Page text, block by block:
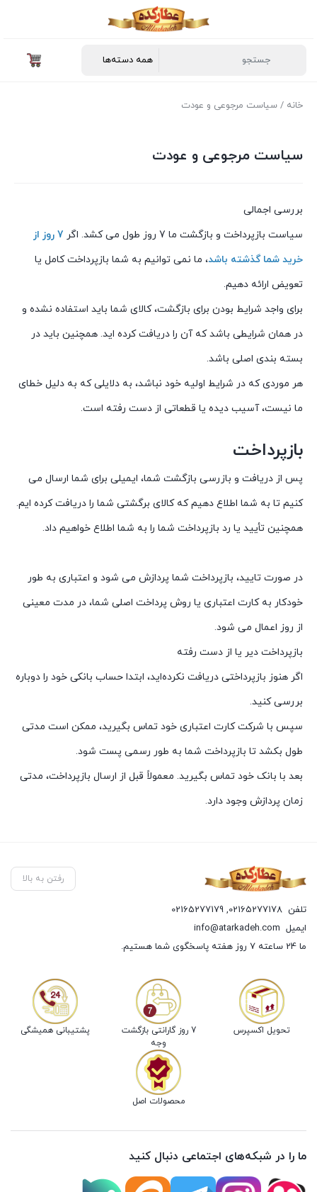
خانه / سیاست مرجوعی و عودت
سیاست مرجوعی و عودت
بررسی اجمالی
سیاست بازپرداخت و بازگشت ما 7 روز طول می کشد. اگر
7 روز از
خرید شما گذشته باشد، ما نمی توانیم به شما بازپرداخت کامل یا
تعویض ارائه دهیم.
برای واجد شرایط بودن برای بازگشت، کالای شما باید استفاده نشده و
در همان شرایطی باشد که آن را دریافت کرده اید. همچنین باید در
بسته بندی اصلی باشد.
هر موردی که در شرایط اولیه خود نباشد، به دلایلی که به دلیل خطای
ما نیست، آسیب دیده یا قطعاتی از دست رفته است.
بازپرداخت
پس از دریافت و بازرسی بازگشت شما، ایمیلی برای شما ارسال می
کنیم تا به شما اطلاع دهیم که کالای برگشتی شما را دریافت کرده ایم.
همچنین تأیید یا رد بازپرداخت شما را به شما اطلاع خواهیم داد.
در صورت تایید، بازپرداخت شما پردازش می شود و اعتباری به طور
خودکار به کارت اعتباری یا روش پرداخت اصلی شما، در مدت معینی
از روز اعمال می شود.
بازپرداخت دیر یا از دست رفته
اگر هنوز بازپرداختی دریافت نکرده‌اید، ابتدا حساب بانکی خود را دوباره
بررسی کنید.
سپس با شرکت کارت اعتباری خود تماس بگیرید، ممکن است مدتی
طول بکشد تا بازپرداخت شما به طور رسمی پست شود.
بعد با بانک خود تماس بگیرید. معمولاً قبل از ارسال بازپرداخت، مدتی
زمان پردازش وجود دارد.
رفتن به بالا
تلفن 02165277178
,
02165277179
ایمیل info@atarkadeh.com
ما 24 ساعته 7 روز هفته پاسخگوی شما هستیم.
تحویل اکسپرس
7 روز گارانتی بازگشت
وجه
پشتیبانی همیشگی
محصولات اصل
ما را در شبکه‌های اجتماعی دنبال کنید